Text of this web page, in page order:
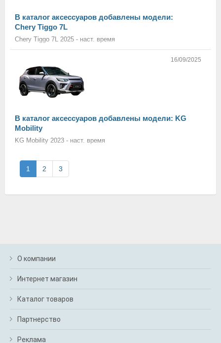
В каталог аксессуаров добавлены модели:
Chery Tiggo 7L
Chery Tiggo 7L 2025 - наст. время
16/09/2025
В каталог аксессуаров добавлены модели: KG
Mobility
KG Mobility 2023 - наст. время
1 2 3
О компании
Интернет магазин
Каталог товаров
Партнерство
Реклама